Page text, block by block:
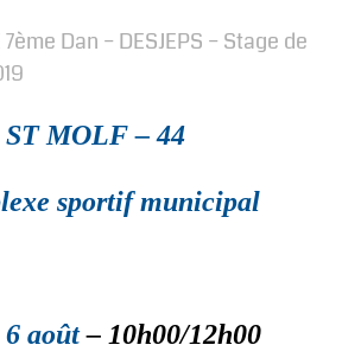
Dan – DESJEPS – Stage de
ST MOLF – 44
sportif municipal
6 août– 10h00/12h00